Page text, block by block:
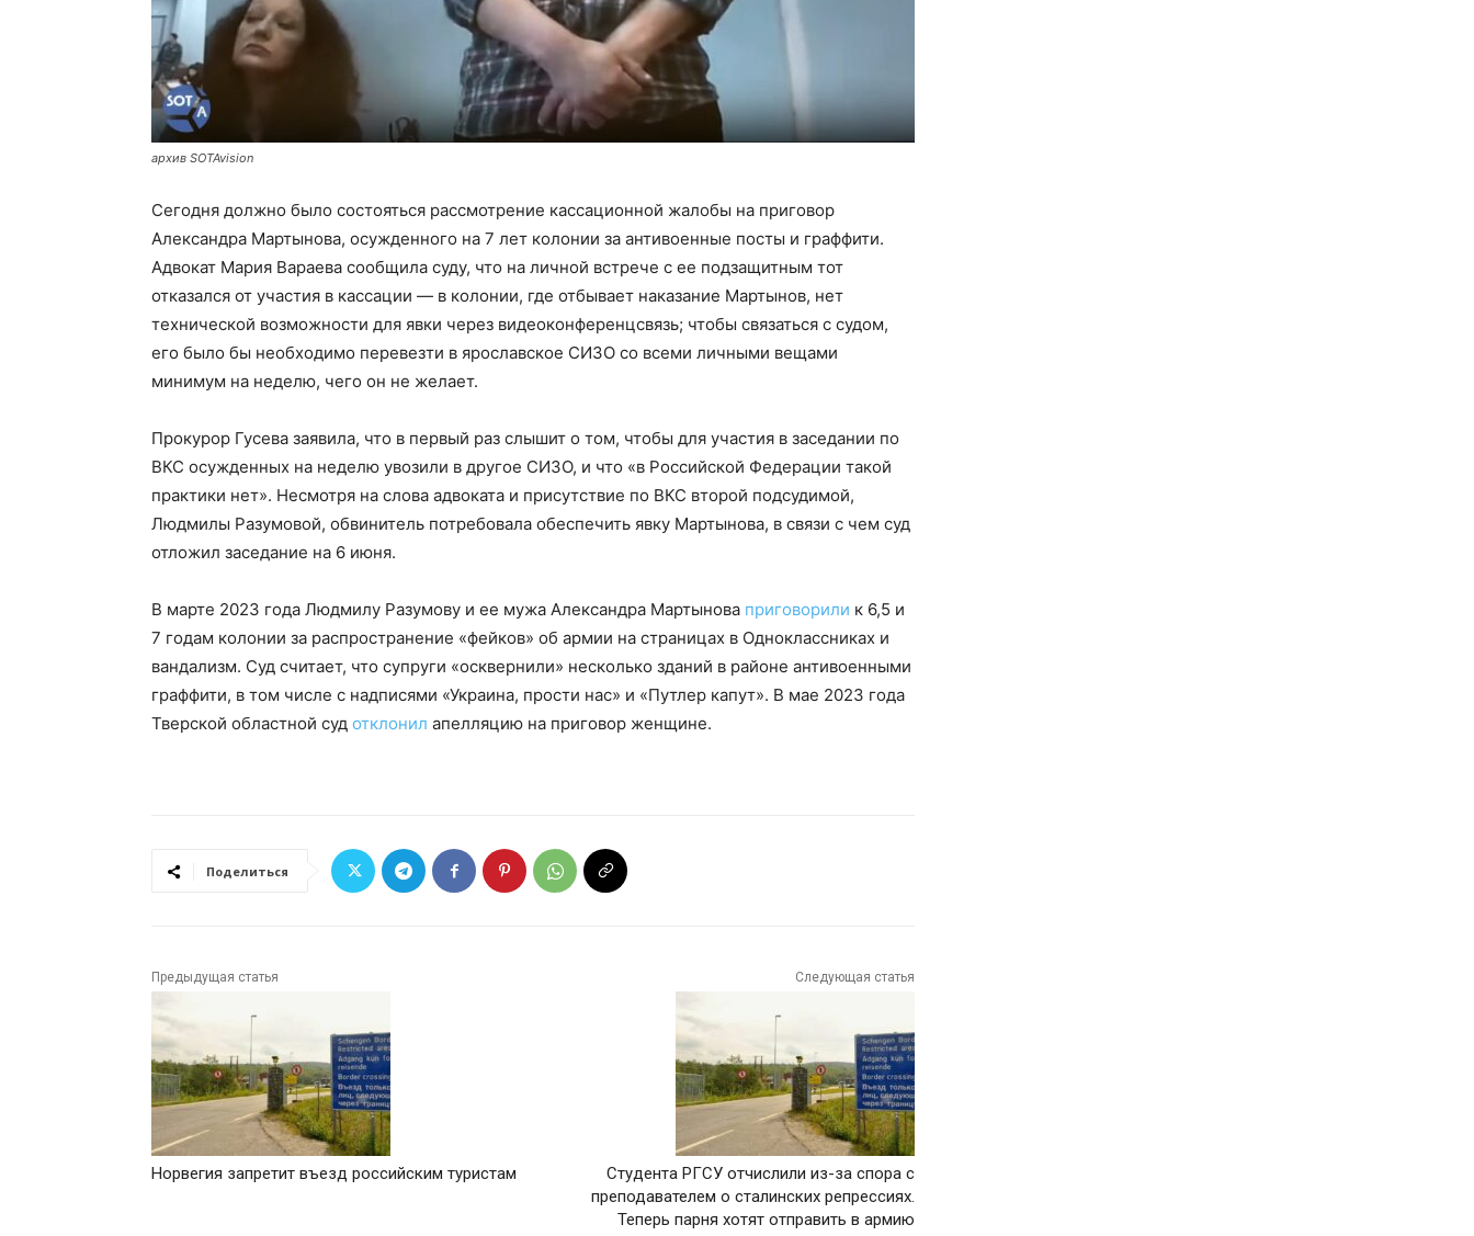
архив SOTAvision
Сегодня должно было состояться рассмотрение кассационной жалобы на приговор
Александра Мартынова, осужденного на 7 лет колонии за антивоенные посты и граффити.
Адвокат Мария Вараева сообщила суду, что на личной встрече с ее подзащитным тот
отказался от участия в кассации — в колонии, где отбывает наказание Мартынов, нет
технической возможности для явки через видеоконференцсвязь; чтобы связаться с судом,
его было бы необходимо перевезти в ярославское СИЗО со всеми личными вещами
минимум на неделю, чего он не желает.
Прокурор Гусева заявила, что в первый раз слышит о том, чтобы для участия в заседании по
ВКС осужденных на неделю увозили в другое СИЗО, и что «в Российской Федерации такой
практики нет». Несмотря на слова адвоката и присутствие по ВКС второй подсудимой,
Людмилы Разумовой, обвинитель потребовала обеспечить явку Мартынова, в связи с чем суд
отложил заседание на 6 июня.
В марте 2023 года Людмилу Разумову и ее мужа Александра Мартынова приговорили к 6,5 и
7 годам колонии за распространение «фейков» об армии на страницах в Одноклассниках и
вандализм. Суд считает, что супруги «осквернили» несколько зданий в районе антивоенными
граффити, в том числе с надписями «Украина, прости нас» и «Путлер капут». В мае 2023 года
Тверской областной суд отклонил апелляцию на приговор женщине.
Поделиться
Предыдущая статья
Норвегия запретит въезд российским туристам
Следующая статья
Студента РГСУ отчислили из-за спора с
преподавателем о сталинских репрессиях.
Теперь парня хотят отправить в армию